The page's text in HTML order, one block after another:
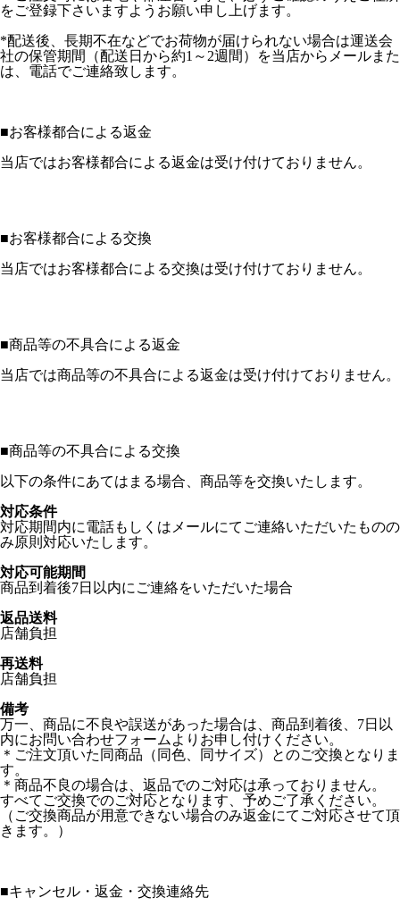
をご登録下さいますようお願い申し上げます。
*配送後、長期不在などでお荷物が届けられない場合は運送会
社の保管期間（配送日から約1～2週間）を当店からメールまた
は、電話でご連絡致します。
■お客様都合による返金
当店ではお客様都合による返金は受け付けておりません。
■お客様都合による交換
当店ではお客様都合による交換は受け付けておりません。
■商品等の不具合による返金
当店では商品等の不具合による返金は受け付けておりません。
■商品等の不具合による交換
以下の条件にあてはまる場合、商品等を交換いたします。
対応条件
対応期間内に電話もしくはメールにてご連絡いただいたものの
み原則対応いたします。
対応可能期間
商品到着後7日以内にご連絡をいただいた場合
返品送料
店舗負担
再送料
店舗負担
備考
万一、商品に不良や誤送があった場合は、商品到着後、7日以
内にお問い合わせフォームよりお申し付けください。
＊ご注文頂いた同商品（同色、同サイズ）とのご交換となりま
す。
＊商品不良の場合は、返品でのご対応は承っておりません。
すべてご交換でのご対応となります、予めご了承ください。
（ご交換商品が用意できない場合のみ返金にてご対応させて頂
きます。）
■キャンセル・返金・交換連絡先